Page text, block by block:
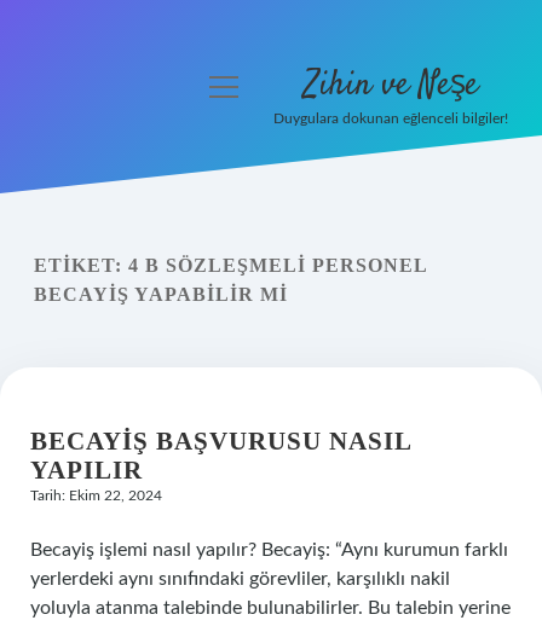
Yasal Uyarı
menüyü
Zihin ve Neşe
Duygulara dokunan eğlenceli bilgiler!
ETIKET: 4 B SÖZLEŞMELI PERSONEL
BECAYIŞ YAPABILIR MI
BECAYIŞ BAŞVURUSU NASIL
YAPILIR
Tarih: Ekim 22, 2024
Becayiş işlemi nasıl yapılır? Becayiş: “Aynı kurumun farklı
yerlerdeki aynı sınıfındaki görevliler, karşılıklı nakil
yoluyla atanma talebinde bulunabilirler. Bu talebin yerine